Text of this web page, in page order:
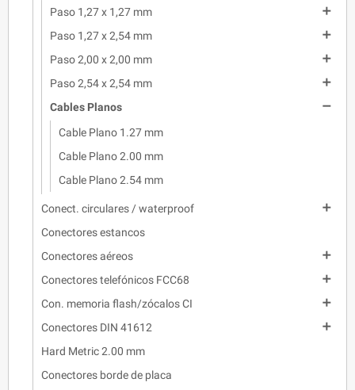
Paso 1,27 x 1,27 mm

Paso 1,27 x 2,54 mm

Paso 2,00 x 2,00 mm

Paso 2,54 x 2,54 mm

Cables Planos

Cable Plano 1.27 mm
Cable Plano 2.00 mm
Cable Plano 2.54 mm
Conect. circulares / waterproof

Conectores estancos
Conectores aéreos

Conectores telefónicos FCC68

Con. memoria flash/zócalos CI

Conectores DIN 41612

Hard Metric 2.00 mm
Conectores borde de placa